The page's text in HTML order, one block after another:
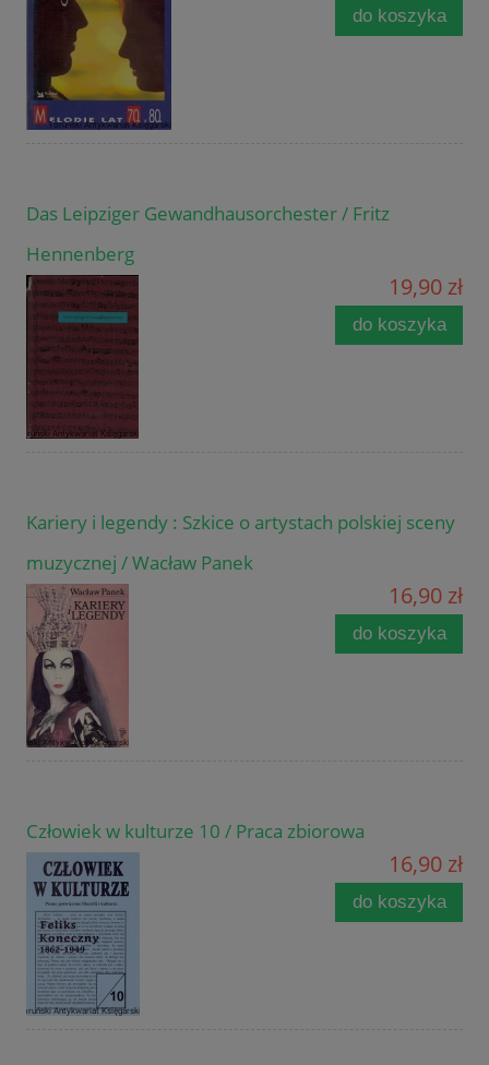
do koszyka
Das Leipziger Gewandhausorchester / Fritz
Hennenberg
19,90 zł
do koszyka
Kariery i legendy : Szkice o artystach polskiej sceny
muzycznej / Wacław Panek
16,90 zł
do koszyka
Człowiek w kulturze 10 / Praca zbiorowa
16,90 zł
do koszyka